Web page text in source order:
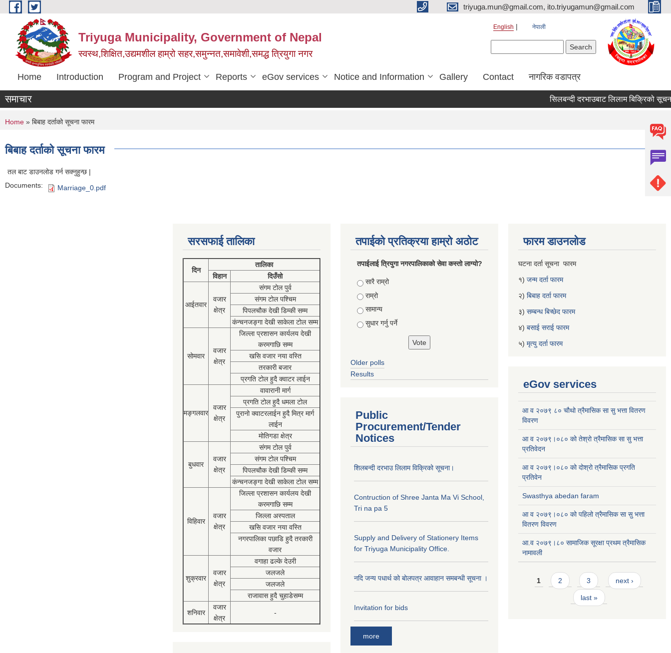
Skip to main content triyuga.mun@gmail.com, ito.triyugamun@gmail.com
Triyuga Municipality, Government of Nepal
स्वस्थ,शिक्षित,उद्यमशील हाम्रो सहर,समुन्नत,समावेशी,समद्ध त्रियुगा नगर
English नेपाली
Home Introduction Program and Project Reports eGov services Notice and Information Gallery Contact नागरिक वडापत्र
समाचार सिलबन्दी दरभाउबाट लिलाम बिक्रिको
You are here
Home » बिबाह दर्ताको सूचना फारम
बिबाह दर्ताको सूचना फारम
तल बाट डाउनलोड गर्न सक्नुहुन्छ |
Documents:
Marriage_0.pdf
सरसफाई तालिका
दिन
तालिका
विहान
दिउँसो
आईतवार
वजार
क्षेत्र
संगम टोल पुर्व
संगम टोल पश्चिम
पिपलचौक देखी डिम्की सम्म
कंन्चनजङ्गा देखी साकेला टोल सम्म
सोमवार
वजार
क्षेत्र
जिल्ला प्रशासन कार्यलय देखी
करमगाछि सम्म
खसि वजार नया वस्ति
तरकारी बजार
प्रगति टोल हुदै क्वाटर लाईन
मङ्गलवार
वजार
क्षेत्र
वावारानी मार्ग
प्रगति टोल हुदै धमला टोल
पुरानो क्वाटरलाईन हुदै मित्र मार्ग
लाईन
मोतिगडा क्षेत्र
बुधवार
वजार
क्षेत्र
संगम टोल पुर्व
संगम टोल पश्चिम
पिपलचौक देखी डिम्की सम्म
कंन्चनजङ्गा देखी साकेला टोल सम्म
विहिवार
वजार
क्षेत्र
जिल्ला प्रशासन कार्यलय देखी
करमगाछि सम्म
जिल्ला अस्पताल
खसि वजार नया वस्ति
नगरपालिका पछाडि हुदै तरकारी
वजार
शुक्रवार
वजार
क्षेत्र
वगाहा ढल्के देउरी
जलजले
जलजले
राजावास हुदै चुहाडेसम्म
शनिवार
वजार
क्षेत्र
-
तपाईको प्रतिक्रया हाम्रो अठोट
तपाईलाई त्रियुगा नगरपालिकाको सेवा कस्तो लाग्यो?
Choices
सारै राम्रो
राम्रो
सामान्य
सुधार गर्नु पर्ने
Older polls
Results
Public
Procurement/Tender
Notices
शिलबन्दी दरभाउ लिलाम विक्रिको सूचना।
Contruction of Shree Janta Ma Vi School,
Tri na pa 5
Supply and Delivery of Stationery Items
for Triyuga Municipality Office.
नदि जन्य पधार्थ को बोलपत्र आवाहान समबन्धी सूचना ।
Invitation for bids
more
फारम डाउनलोड
घटना दर्ता सूचना फारम
१) जन्म दर्ता फारम
२) बिबाह दर्ता फारम
३) सम्बन्ध बिच्छेद फारम
४) बसाई सराई फारम
५) मृत्यु दर्ता फारम
eGov services
आ व २०७९ ८० चौथो त्रैमासिक सा सु भत्ता वितरण
विवरण
आ व २०७९।०८० को तेश्रो त्रैमासिक सा सु भत्ता
प्रतिवेदन
आ व २०७९।०८० को दोश्रो त्रैमासिक प्रगति
प्रतिवेन
Swasthya abedan faram
आ व २०७९।०८० को पहिलो त्रैमासिक सा सु भत्ता
वितरण विवरण
आ.व २०७९।८० सामाजिक सूरक्षा प्रथम त्रैमासिक
नामावली
Pages
1 2 3 next ›
last »